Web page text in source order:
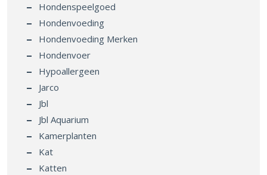
Hondenspeelgoed
Hondenvoeding
Hondenvoeding Merken
Hondenvoer
Hypoallergeen
Jarco
Jbl
Jbl Aquarium
Kamerplanten
Kat
Katten